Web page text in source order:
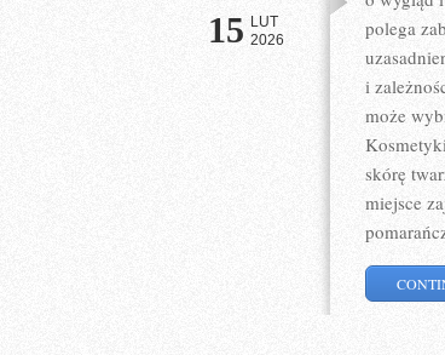
15 LUT
2026
polega
i
może
skórę
miejsce